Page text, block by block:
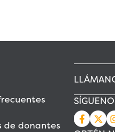
de donantes